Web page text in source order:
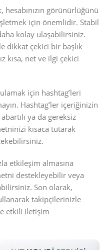
görünürlüğünü
için önemlidir. Stabil
kolay ulaşabilirsiniz.
dikkat çekici bir başlık
kısa, net ve ilgi çekici
için hashtag’leri
Hashtag’ler içeriğinizin
ya da gereksiz
kısaca tutarak
etkileşim almasına
destekleyebilir veya
Son olarak,
takipçilerinizle
etkili iletişim